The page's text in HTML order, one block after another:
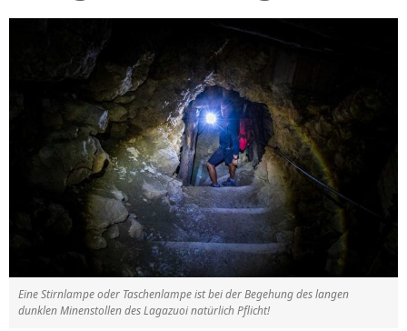
Eine Stirnlampe oder Taschenlampe ist bei der Begehung des langen
dunklen Minenstollen des Lagazuoi natürlich Pflicht!